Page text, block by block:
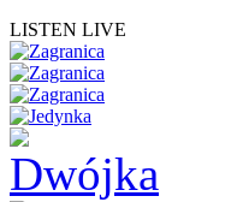
LISTEN LIVE